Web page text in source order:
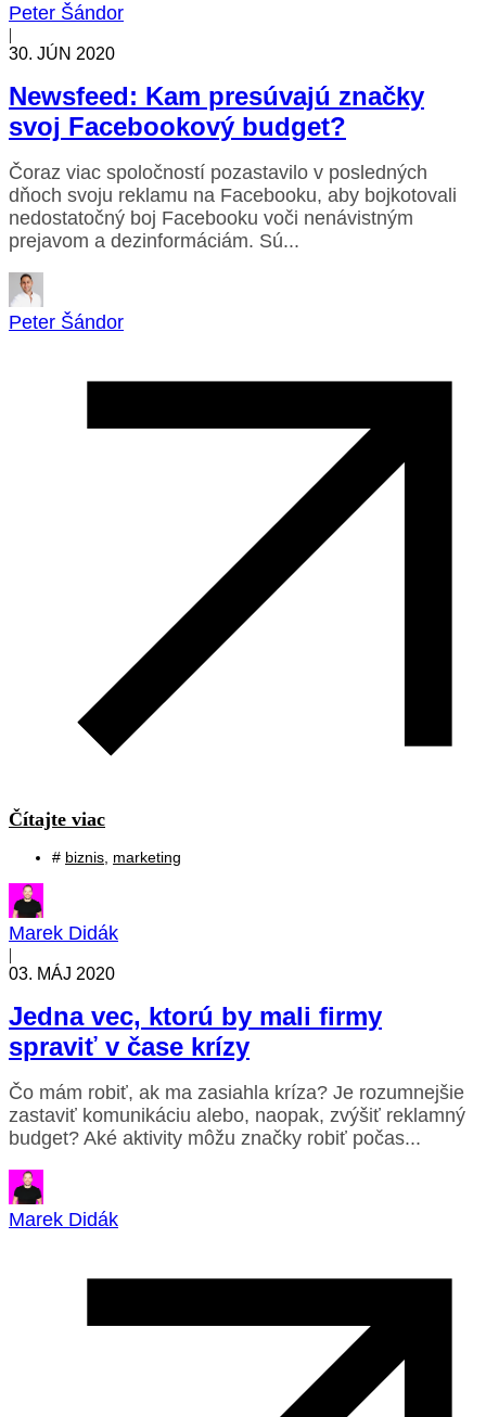
Peter Šándor
|
30. JÚN 2020
Newsfeed: Kam presúvajú značky
svoj Facebookový budget?
Čoraz viac spoločností pozastavilo v posledných
dňoch svoju reklamu na Facebooku, aby bojkotovali
nedostatočný boj Facebooku voči nenávistným
prejavom a dezinformáciám. Sú...
Peter Šándor
Čítajte viac
# biznis marketing
Marek Didák
|
03. MÁJ 2020
Jedna vec, ktorú by mali firmy
spraviť v čase krízy
Čo mám robiť, ak ma zasiahla kríza? Je rozumnejšie
zastaviť komunikáciu alebo, naopak, zvýšiť reklamný
budget? Aké aktivity môžu značky robiť počas...
Marek Didák